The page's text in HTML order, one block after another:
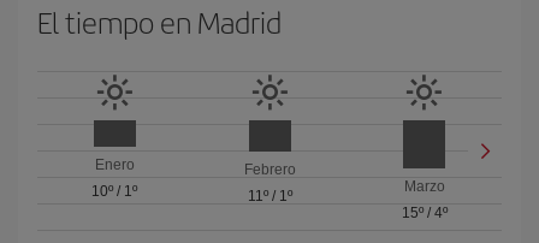
El tiempo en Madrid
Enero
10º / 1º
Febrero
11º/ 1º
Marzo
15º/ 4º